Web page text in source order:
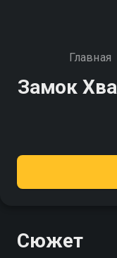
Главная
Замок
Сюжет